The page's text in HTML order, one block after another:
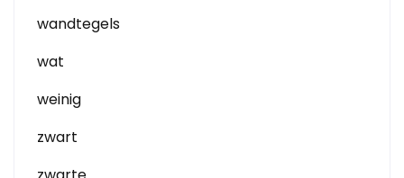
wandtegels
wat
weinig
zwart